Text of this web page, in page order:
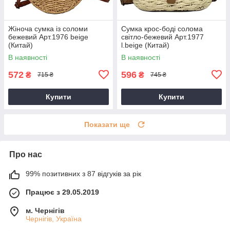
Жіноча сумка із соломи
бежевий Арт.1976 beige
(Китай)
В наявності
572 ₴ 715 ₴
Купити
Сумка крос-боді солома
світло-бежевий Арт.1977
l.beige (Китай)
В наявності
596 ₴ 745 ₴
Купити
Показати ще
Про нас
99% позитивних з 87 відгуків за рік
Працює з 29.05.2019
м. Чернігів
Чернігів, Україна